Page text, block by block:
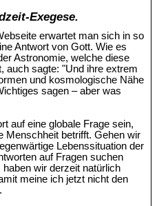
Exegese.
erwartet man sich in so
Antwort von Gott. Wie es
Astronomie, welche diese
auch sagte: "Und ihre extrem
und kosmologische Nähe
sagen – aber was
auf eine globale Frage sein,
Menschheit betrifft. Gehen wir
Lebenssituation der
auf Fragen suchen
wir derzeit natürlich
meine ich jetzt nicht den